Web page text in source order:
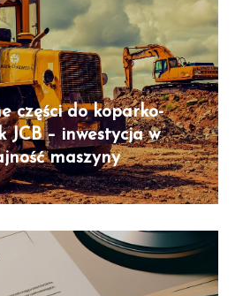
części do koparko-
JCB – inwestycja w
maszyny